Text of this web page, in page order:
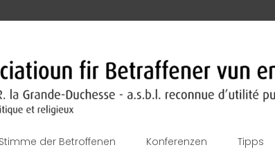
Stimme der Betroffenen Konferenzen Tipps